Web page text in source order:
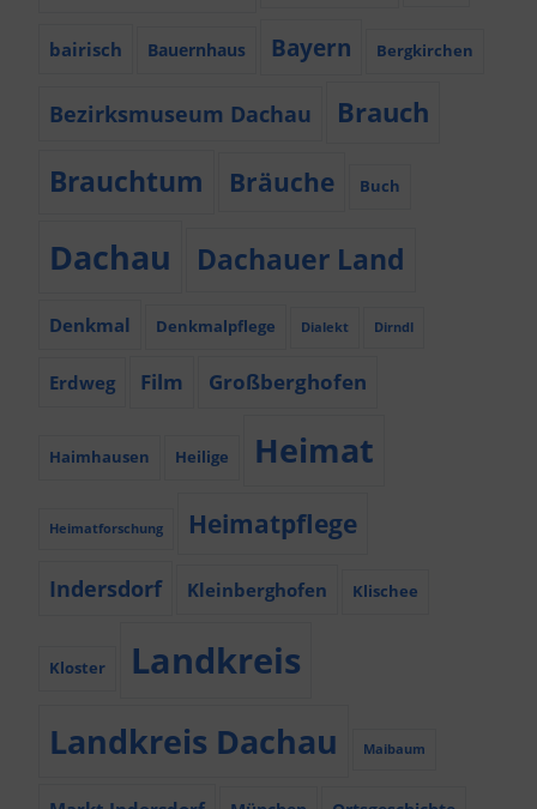
bairisch Bauernhaus Bayern Bergkirchen
Bezirksmuseum Dachau Brauch
Brauchtum Bräuche Buch
Dachau Dachauer Land
Denkmal Denkmalpflege Dialekt Dirndl
Erdweg Film Großberghofen
Haimhausen Heilige Heimat
Heimatforschung Heimatpflege
Indersdorf Kleinberghofen Klischee
Kloster Landkreis
Landkreis Dachau Maibaum